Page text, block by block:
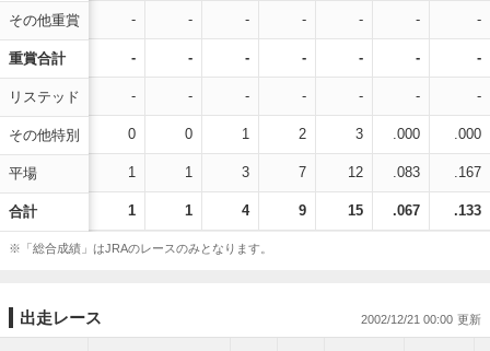
その他重賞
重賞合計
リステッド
その他特別
平場
合計
- - - - - - -
- - - - - - -
- - - - - - -
0 0 1 2 3 .000 .000
1 1 3 7 12 .083 .167
1 1 4 9 15 .067 .133
※「総合成績」はJRAのレースのみとなります。
出走レース 2002/12/21 00:00